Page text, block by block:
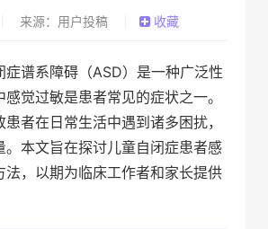
来源：用户投稿 收藏
症谱系障碍（ASD）是一种广泛性
觉过敏是患者常见的症状之一。
者在日常生活中遇到诸多困扰，
。本文旨在探讨儿童自闭症患者感
法，以期为临床工作者和家长提供